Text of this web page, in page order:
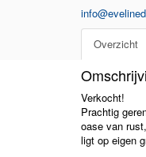
Overzicht
Verkocht!
Prachtig
oase van
ligt op eigen